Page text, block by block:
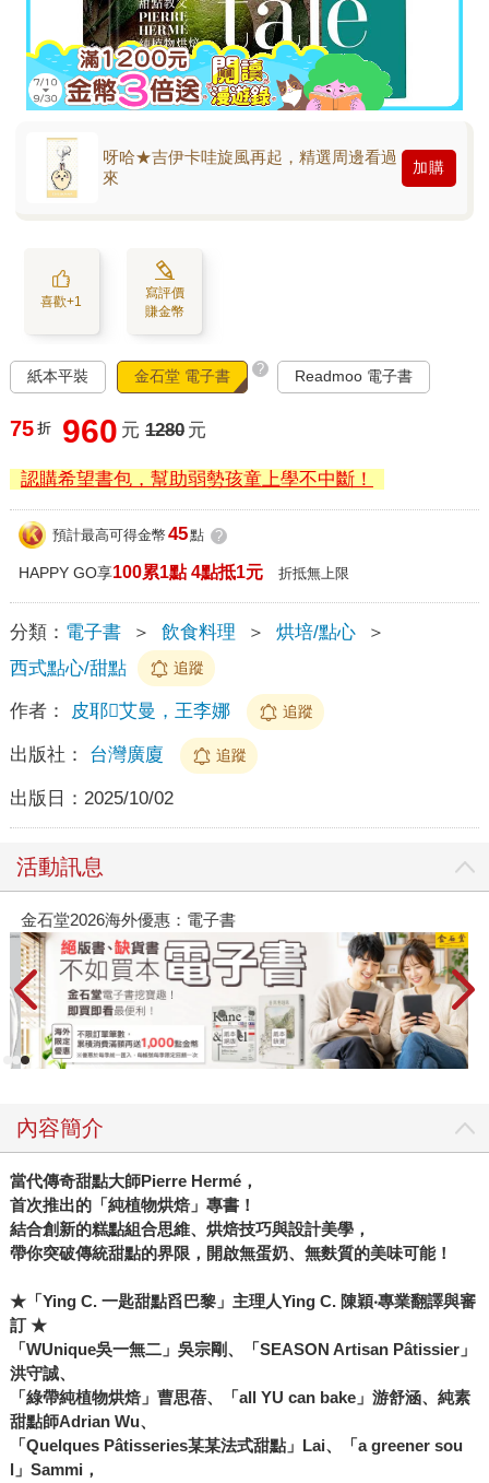
呀哈★吉伊卡哇旋風再起，精選周邊看過
來
加購
喜歡+1
寫評價
賺金幣
紙本平裝 金石堂 電子書 ? Readmoo 電子書
75 折 960 元 1280 元
認購希望書包，幫助弱勢孩童上學不中斷！
預計最高可得金幣 45點 ?
HAPPY GO享100累1點 4點抵1元 折抵無上限
分類： 電子書 ＞ 飲食料理 ＞ 烘培/點心
＞
西式點心/甜點
追蹤
作者： 皮耶艾曼，王李娜 追蹤
出版社： 台灣廣廈 追蹤
出版日： 2025/10/02
活動訊息
金石堂2026海外優惠：電子書
內容簡介
當代傳奇甜點大師Pierre Hermé，
首次推出的「純植物烘焙」專書！
結合創新的糕點組合思維、烘焙技巧與設計美學，
帶你突破傳統甜點的界限，開啟無蛋奶、無麩質的美味可能！
★「Ying C. 一匙甜點舀巴黎」主理人Ying C. 陳穎‧專業翻譯與審
訂 ★
「WUnique吳一無二」吳宗剛、「SEASON Artisan Pâtissier」
洪守誠、
「綠帶純植物烘焙」曹思蓓、「all YU can bake」游舒涵、純素
甜點師Adrian Wu、
「Quelques Pâtisseries某某法式甜點」Lai、「a greener sou
l」Sammi，